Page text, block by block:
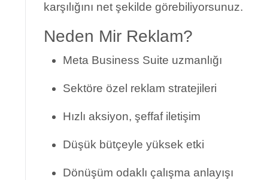
karşılığını net şekilde görebiliyorsunuz.
Neden Mir Reklam?
Meta Business Suite uzmanlığı
Sektöre özel reklam stratejileri
Hızlı aksiyon, şeffaf iletişim
Düşük bütçeyle yüksek etki
Dönüşüm odaklı çalışma anlayışı